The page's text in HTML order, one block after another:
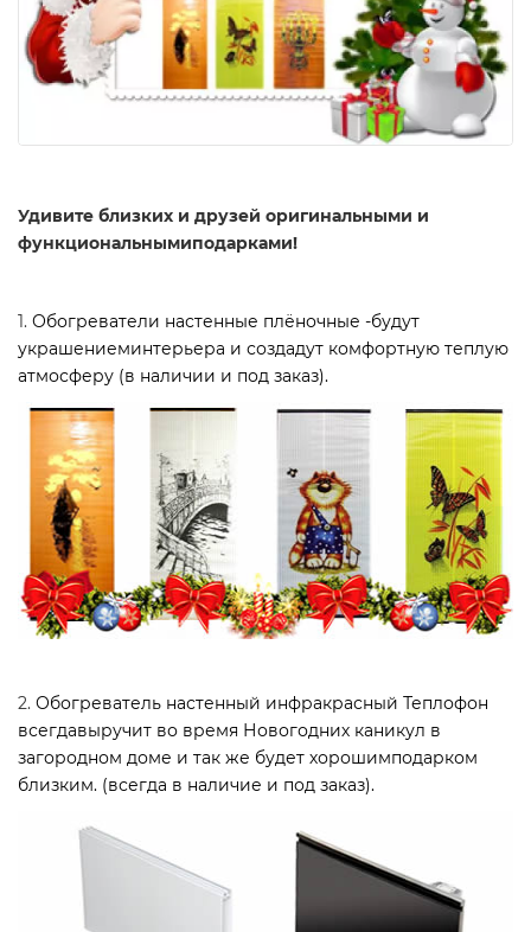
Удивите близких и друзей оригинальными и
функциональнымиподарками!
1. Обогреватели настенные плёночные -будут
украшениеминтерьера и создадут комфортную теплую
атмосферу (в наличии и под заказ).
2. Обогреватель настенный инфракрасный Теплофон
всегдавыручит во время Новогодних каникул в
загородном доме и так же будет хорошимподарком
близким. (всегда в наличие и под заказ).